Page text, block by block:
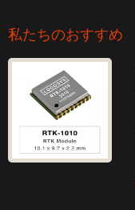
私たちのおすすめ